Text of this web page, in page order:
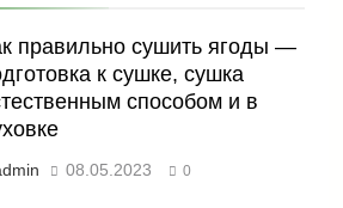
правильно сушить ягоды —
к сушке, сушка
способом и в
08.05.2023 0